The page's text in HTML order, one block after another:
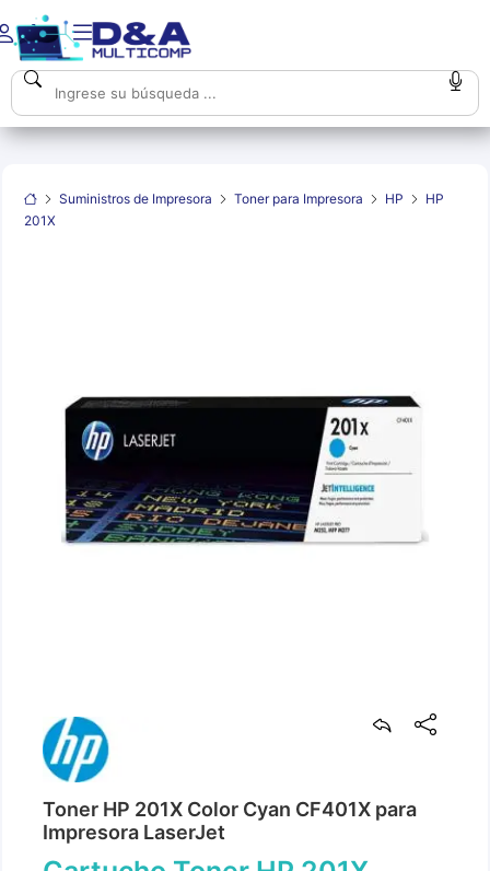
Suministros de Impresora Toner para Impresora HP
HP
201X
Toner HP 201X Color Cyan CF401X para
Impresora LaserJet